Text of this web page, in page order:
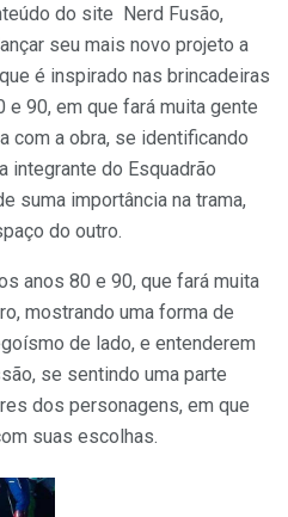
do site Nerd Fusão,
seu mais novo projeto a
é inspirado nas brincadeiras
90, em que fará muita gente
com a obra, se identificando
integrante do Esquadrão
suma importância na trama,
do outro.
anos 80 e 90, que fará muita
mostrando uma forma de
de lado, e entenderem
se sentindo uma parte
dos personagens, em que
suas escolhas.